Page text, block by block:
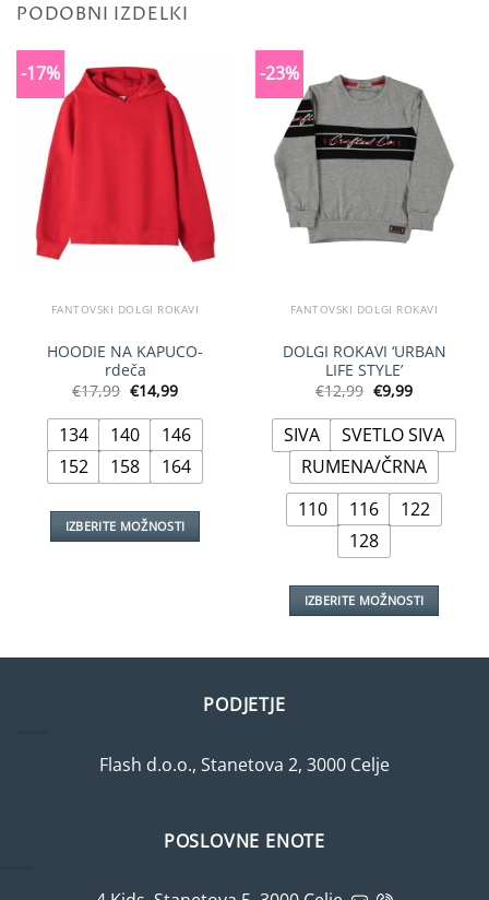
PODOBNI IZDELKI
-17%
FANTOVSKI DOLGI ROKAVI
HOODIE NA KAPUCO-
rdeča
€17,99 Izvirna
cena
je
bila:
€17,99.
€14,99Trenutna
je:
€14,99.
134 140
146
152
158 164
IZBERITE MOŽNOSTI
strani
-23%
FANTOVSKI DOLGI ROKAVI
DOLGI ROKAVI ‘URBAN
LIFE STYLE’
€12,99 Izvirna
cena
je
bila:
€12,99.
€9,99Trenutna
je:
€9,99.
SIVA
SVETLO SIVA
RUMENA/ČRNA
110
116
122
128
IZBERITE MOŽNOSTI
lahko
PODJETJE
Flash d.o.o., Stanetova 2, 3000 Celje
POSLOVNE ENOTE